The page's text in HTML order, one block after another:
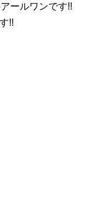
ールワンです!!
!!